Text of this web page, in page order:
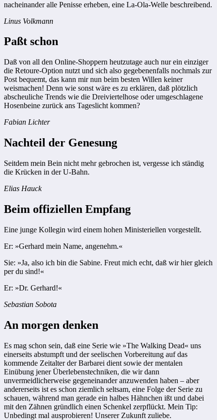
nacheinander alle Penisse erheben, eine La-Ola-Welle beschreibend.
Linus Volkmann
Paßt schon
Daß von all den Online-Shoppern heutzutage auch nur ein einziger
die Retoure-Option nutzt und sich also gegebenenfalls nochmals zur
Post bequemt, das kann mir nun beim besten Willen keiner
weismachen! Denn wie sonst wäre es zu erklären, daß plötzlich
abscheuliche Trends wie die Dreiviertelhose oder umgeschlagene
Hosenbeine zurück ans Tageslicht kommen?
Fabian Lichter
Nachteil der Genesung
Seitdem mein Bein nicht mehr gebrochen ist, vergesse ich ständig
die Krücken in der U-Bahn.
Elias Hauck
Beim offiziellen Empfang
Eine junge Kollegin wird einem hohen Ministeriellen vorgestellt.
Er: »Gerhard mein Name, angenehm.«
Sie: »Ja, also ich bin die Sabine. Freut mich echt, daß wir hier gleich
per du sind!«
Er: »Dr. Gerhard!«
Sebastian Sobota
An morgen denken
Es mag schon sein, daß eine Serie wie »The Walking Dead« uns
einerseits abstumpft und der seelischen Vorbereitung auf das
kommende Zeitalter der Barbarei dient sowie der mentalen
Einübung jener Überlebenstechniken, die wir dann
unvermeidlicherweise gegeneinander anzuwenden haben – aber
andererseits ist es schon ziemlich seltsam, eine Folge der Serie zu
schauen, während man gerade ein halbes Hähnchen ißt und dabei
mit den Zähnen gründlich einen Schenkel zerpflückt. Mein Tip:
Unbedingt mal ausprobieren! Unserer Zukunft zuliebe.